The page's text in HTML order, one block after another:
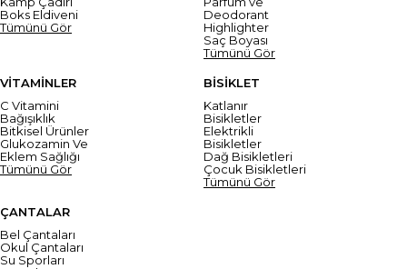
Boks Eldiveni
Tümünü Gör
Deodorant
Highlighter
Saç Boyası
Tümünü Gör
VİTAMİNLER
C Vitamini
Bağışıklık
Bitkisel Ürünler
Glukozamin Ve
Eklem Sağlığı
Tümünü Gör
BİSİKLET
Katlanır
Bisikletler
Elektrikli
Bisikletler
Dağ Bisikletleri
Çocuk Bisikletleri
Tümünü Gör
ÇANTALAR
Bel Çantaları
Okul Çantaları
Su Sporları